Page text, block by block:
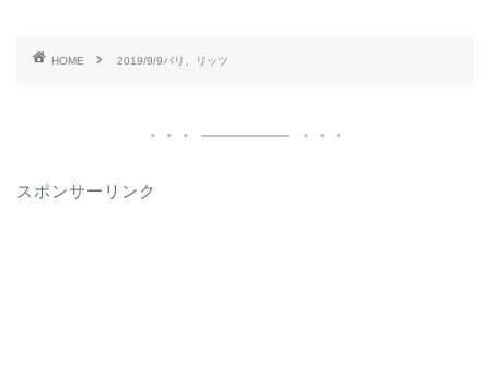
HOME 2019/9/9バリ、リッツ
スポンサーリンク